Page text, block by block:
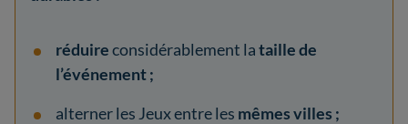
réduireconsidérablement lataille de
l’événement ;
alterner les Jeux entre les mêmes villes ;